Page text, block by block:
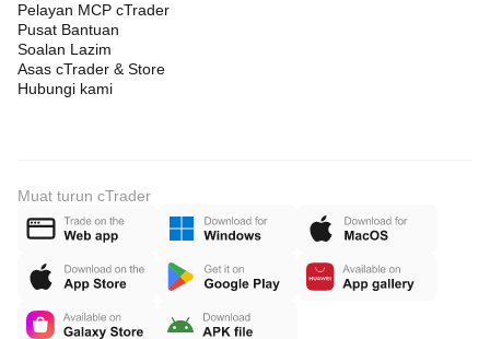
Pelayan MCP cTrader
Pusat Bantuan
Soalan Lazim
Asas cTrader & Store
Hubungi kami
Muat turun cTrader